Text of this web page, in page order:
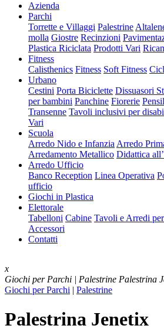
Azienda
Parchi
Torrette e Villaggi Palestrine
molla Giostre Recinzioni
Plastica Riciclata Prodotti Vari
Fitness
Calisthenics Fitness Soft Fitness
Urbano
Cestini Porta Biciclette Dissuasori
per bambini Panchine Fiorerie
Transenne Tavoli inclusivi per
Vari
Scuola
Arredo Nido e Infanzia Arredo
Arredamento Metallico Didattica
Arredo Ufficio
Banco Reception Linea Operativa
ufficio
Giochi in Plastica
Elettorale
Tabelloni Cabine Tavoli e Arredi
Accessori
Contatti
x
Giochi per Parchi | Palestrine Palestrina
Giochi per Parchi | Palestrine
Palestrina Jenetix